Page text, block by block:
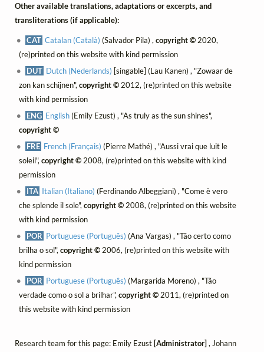
Other available translations, adaptations or excerpts, and
transliterations (if applicable):
CAT Catalan (Català) (Salvador Pila) ,copyright © 2020,
(re)printed on this website with kind permission
DUT Dutch (Nederlands) [singable] (Lau Kanen) , "Zowaar de
zon kan schijnen", copyright ©2012, (re)printed on this website
with kind permission
ENG English(Emily Ezust) , "As truly as the sun shines",
copyright ©
FRE French (Français) (Pierre Mathé) , "Aussi vrai que luit le
soleil", copyright ©2008, (re)printed on this website with kind
permission
ITA Italian (Italiano) (Ferdinando Albeggiani) , "Come è vero
che splende il sole", copyright ©2008, (re)printed on this website
with kind permission
POR Portuguese (Português) (Ana Vargas) , "Tão certo como
brilha o sol", copyright ©2006, (re)printed on this website with
kind permission
POR Portuguese (Português) (Margarida Moreno) , "Tão
verdade como o sol a brilhar", copyright ©2011, (re)printed on
this website with kind permission
Research team for this page: Emily Ezust [Administrator] , Johann